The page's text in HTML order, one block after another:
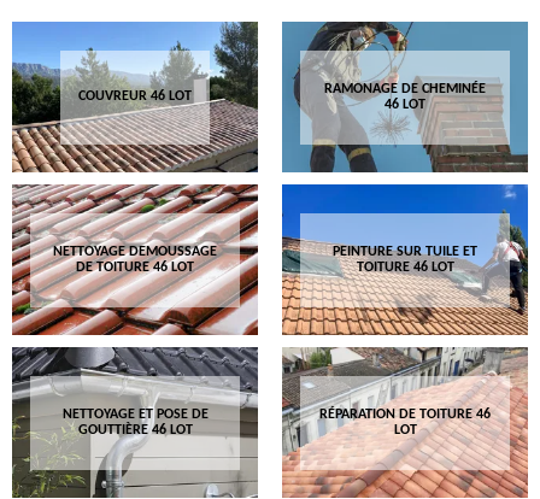
COUVREUR 46 LOT
RAMONAGE DE CHEMINÉE
46 LOT
NETTOYAGE DEMOUSSAGE
DE TOITURE 46 LOT
PEINTURE SUR TUILE ET
TOITURE 46 LOT
NETTOYAGE ET POSE DE
GOUTTIÈRE 46 LOT
RÉPARATION DE TOITURE 46
LOT